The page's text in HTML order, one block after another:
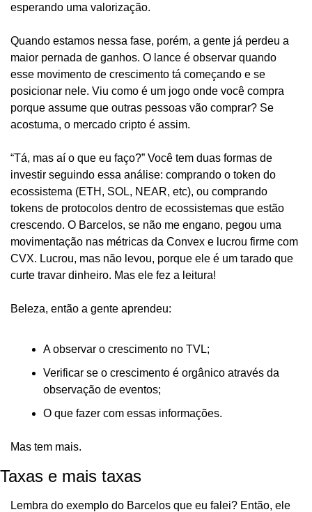
esperando uma valorização.
Quando estamos nessa fase, porém, a gente já perdeu a
maior pernada de ganhos. O lance é observar quando
esse movimento de crescimento tá começando e se
posicionar nele. Viu como é um jogo onde você compra
porque assume que outras pessoas vão comprar? Se
acostuma, o mercado cripto é assim.
“Tá, mas aí o que eu faço?” Você tem duas formas de
investir seguindo essa análise: comprando o token do
ecossistema (ETH, SOL, NEAR, etc), ou comprando
tokens de protocolos dentro de ecossistemas que estão
crescendo. O Barcelos, se não me engano, pegou uma
movimentação nas métricas da Convex e lucrou firme com
CVX. Lucrou, mas não levou, porque ele é um tarado que
curte travar dinheiro. Mas ele fez a leitura!
Beleza, então a gente aprendeu:
A observar o crescimento no TVL;
Verificar se o crescimento é orgânico através da
observação de eventos;
O que fazer com essas informações.
Mas tem mais.
Taxas e mais taxas
Lembra do exemplo do Barcelos que eu falei? Então, ele